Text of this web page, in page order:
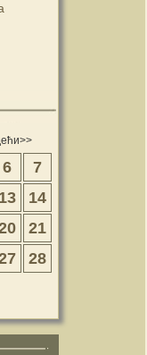
6
7
13
14
21
28